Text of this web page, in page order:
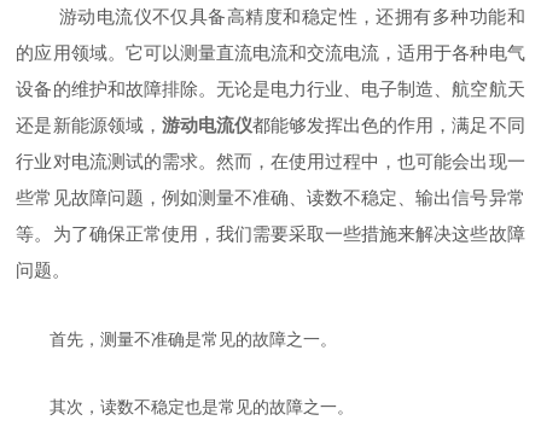
游动电流仪不仅具备高精度和稳定性，还拥有多种功能和
的应用领域。它可以测量直流电流和交流电流，适用于各种电气
设备的维护和故障排除。无论是电力行业、电子制造、航空航天
还是新能源领域， 游动电流仪都能够发挥出色的作用，满足不同
行业对电流测试的需求。然而，在使用过程中，也可能会出现一
些常见故障问题，例如测量不准确、读数不稳定、输出信号异常
等。为了确保正常使用，我们需要采取一些措施来解决这些故障
问题。
首先，测量不准确是常见的故障之一。
其次，读数不稳定也是常见的故障之一。